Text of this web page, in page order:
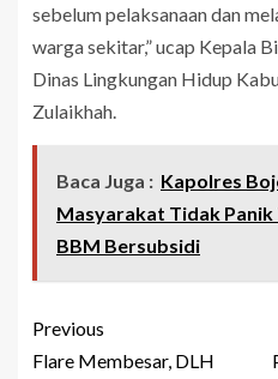
sebelum pelaksanaan dan
warga sekitar,” ucap Kepala
Dinas Lingkungan Hidup
Zulaikhah.
Baca Juga : Kapolres
Masyarakat Tidak Panik
BBM Bersubsidi
Previous
Flare Membesar, DLH